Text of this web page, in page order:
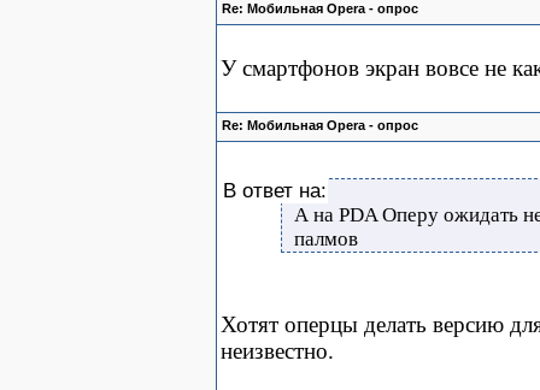
Re: Мобильная Opera - опрос
У смартфонов экран вовсе не
Re: Мобильная Opera - опрос
В ответ на:
А на PDA Оперу ожидать
палмов
Хотят оперцы делать версию
неизвестно.